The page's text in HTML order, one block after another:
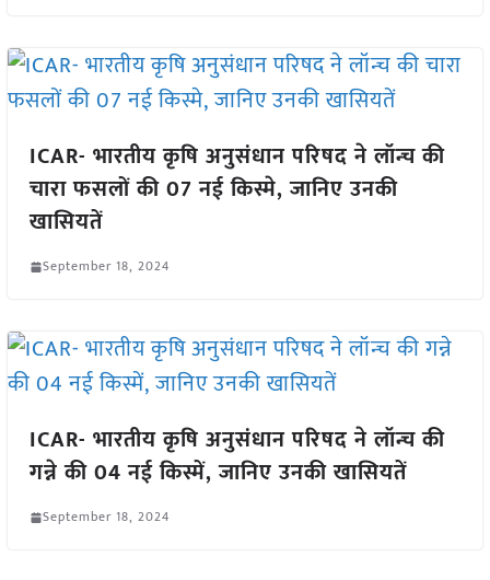
ICAR- भारतीय कृषि अनुसंधान परिषद ने लॉन्च की
चारा फसलों की 07 नई किस्मे, जानिए उनकी
खासियतें
September 18, 2024
ICAR- भारतीय कृषि अनुसंधान परिषद ने लॉन्च की
गन्ने की 04 नई किस्में, जानिए उनकी खासियतें
September 18, 2024